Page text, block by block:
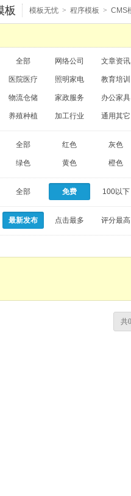
板 模板无忧 > 程序模板 > CMS
全部 网络公司 文章资讯
医院医疗 照明家电 教育培训
物流仓储 家政服务 办公家具
养殖种植 加工行业 通用其它
全部 红色 灰色
绿色 黄色 橙色
全部 免费 100以下
最新发布 点击最多 评分最高
共